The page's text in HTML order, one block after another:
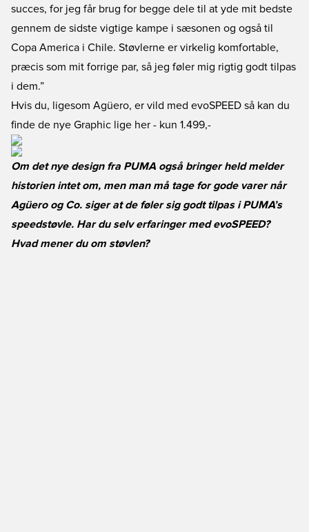
succes, for jeg får brug for begge dele til at yde mit bedste
gennem de sidste vigtige kampe i sæsonen og også til
Copa America i Chile. Støvlerne er virkelig komfortable,
præcis som mit forrige par, så jeg føler mig rigtig godt tilpas
i dem.”
Hvis du, ligesom Agüero, er vild med evoSPEED så kan du
finde de nye Graphic lige her - kun 1.499,-
Om det nye design fra PUMA også bringer held melder
historien intet om, men man må tage for gode varer når
Agüero og Co. siger at de føler sig godt tilpas i PUMA’s
speedstøvle. Har du selv erfaringer med evoSPEED?
Hvad mener du om støvlen?